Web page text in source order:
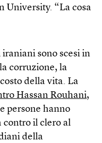
University. “La cosa
sono scesi in
corruzione, la
della vita. La
Hassan Rouhani,
persone hanno
contro il clero al
della